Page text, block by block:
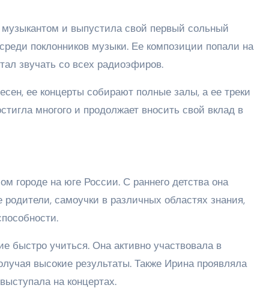
и выпустила свой первый сольный
поклонников музыки. Ее композиции попали на
звучать со всех радиоэфиров.
ее концерты собирают полные залы, а ее треки
многого и продолжает вносить свой вклад в
городе на юге России. С раннего детства она
самоучки в различных областях знания,
быстро учиться. Она активно участвовала в
высокие результаты. Также Ирина проявляла
на концертах.